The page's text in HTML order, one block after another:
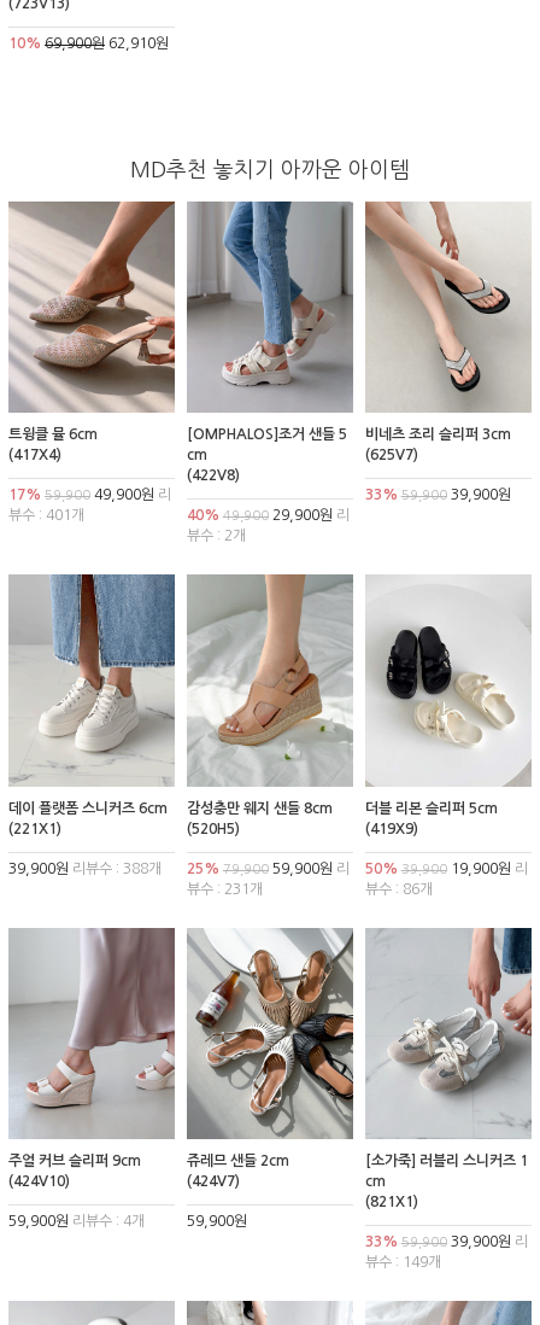
(723V13)
10% 69,900원 62,910원
MD추천 놓치기 아까운 아이템
트윙클 뮬 6cm
(417X4)
17% 59,900 49,900원 리
뷰수 : 401개
[OMPHALOS]조거 샌들 5
cm
(422V8)
40% 49,90029,900원 리
뷰수 : 2개
비네츠 조리 슬리퍼 3cm
(625V7)
33% 59,90039,900원
데이 플랫폼 스니커즈 6cm
(221X1)
39,900원 리뷰수 : 388개
감성충만 웨지 샌들 8cm
(520H5)
25% 79,90059,900원 리
뷰수 : 231개
더블 리본 슬리퍼 5cm
(419X9)
50% 39,90019,900원 리
뷰수 : 86개
주얼 커브 슬리퍼 9cm
(424V10)
59,900원 리뷰수 : 4개
쥬레므 샌들 2cm
(424V7)
59,900원
[소가죽] 러블리 스니커즈 1
cm
(821X1)
33% 59,90039,900원 리
뷰수 : 149개